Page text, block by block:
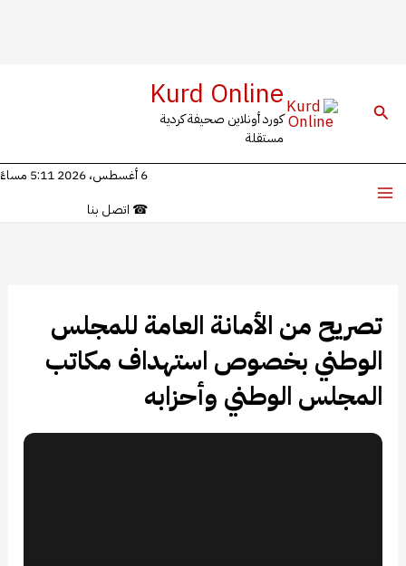
البحث Kurd Online
كورد أونلاين صحيفة كردية
مستقلة
6 أغسطس، 2026 5:11 مساءً
☎ اتصل بنا
تصريح من الأمانة العامة للمجلس
الوطني بخصوص استهداف مكاتب
المجلس الوطني وأحزابه